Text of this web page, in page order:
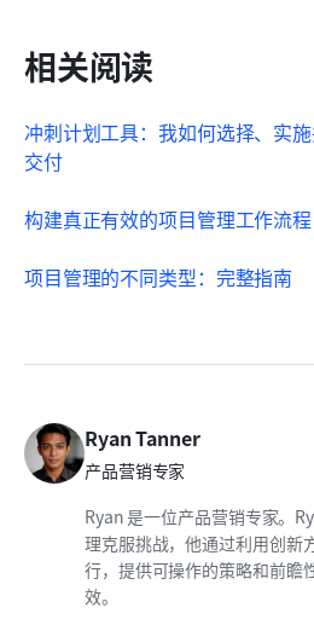
相关阅读
冲刺计划工具：我如何选择、实
交付
构建真正有效的项目管理工作流程
项目管理的不同类型：完整指南
Ryan Tanner
产品营销专家
Ryan 是一位产品营销专家。
理克服挑战，他通过利用创新
行，提供可操作的策略和前瞻
效。